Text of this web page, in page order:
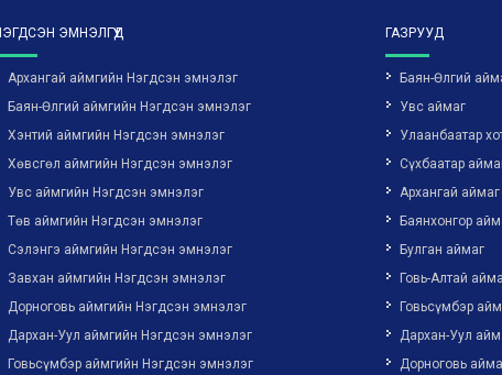
ЭМНЭЛГҮҮД
Архангай аймгийн Нэгдсэн эмнэлэг
Баян-Өлгий аймгийн Нэгдсэн эмнэлэг
Хэнтий аймгийн Нэгдсэн эмнэлэг
Хөвсгөл аймгийн Нэгдсэн эмнэлэг
Увс аймгийн Нэгдсэн эмнэлэг
Төв аймгийн Нэгдсэн эмнэлэг
Сэлэнгэ аймгийн Нэгдсэн эмнэлэг
Завхан аймгийн Нэгдсэн эмнэлэг
Дорноговь аймгийн Нэгдсэн эмнэлэг
Дархан-Уул аймгийн Нэгдсэн эмнэлэг
Говьсүмбэр аймгийн Нэгдсэн эмнэлэг
ГАЗРУУД
Баян-Өлгий
Увс аймаг
Улаанбаатар
Сүхбаатар
Архангай аймаг
Баянхонгор
Булган аймаг
Говь-Алтай
Говьсүмбэр
Дархан-Уул
Дорноговь